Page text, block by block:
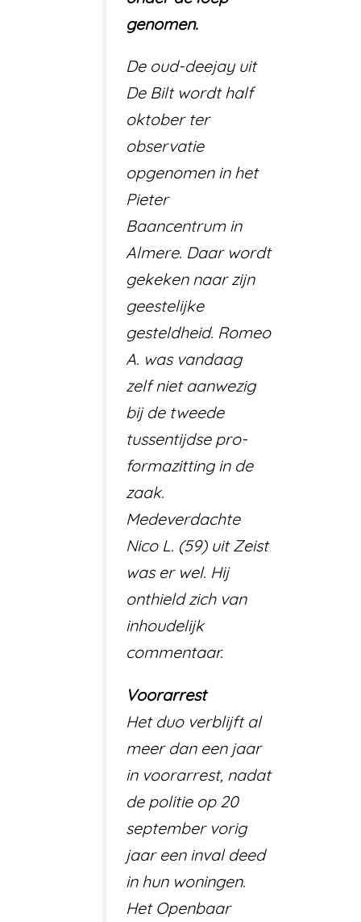
genomen.
De oud-deejay uit
De Bilt wordt half
oktober ter
observatie
opgenomen in het
Pieter
Baancentrum in
Almere. Daar wordt
gekeken naar zijn
geestelijke
gesteldheid. Romeo
A. was vandaag
zelf niet aanwezig
bij de tweede
tussentijdse pro-
formazitting in de
zaak.
Medeverdachte
Nico L. (59) uit Zeist
was er wel. Hij
onthield zich van
inhoudelijk
commentaar.
Voorarrest
Het duo verblijft al
meer dan een jaar
in voorarrest, nadat
de politie op 20
september vorig
jaar een inval deed
in hun woningen.
Het Openbaar